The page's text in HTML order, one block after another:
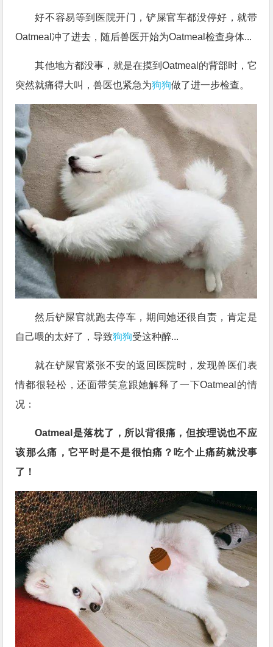
好不容易等到医院开门，铲屎官车都没停好，就带
Oatmeal冲了进去，随后兽医开始为Oatmeal检查身体...
其他地方都没事，就是在摸到Oatmeal的背部时，它
突然就痛得大叫，兽医也紧急为狗狗做了进一步检查。
然后铲屎官就跑去停车，期间她还很自责，肯定是
自己喂的太好了，导致狗狗受这种醉...
就在铲屎官紧张不安的返回医院时，发现兽医们表
情都很轻松，还面带笑意跟她解释了一下Oatmeal的情
况：
Oatmeal是落枕了，所以背很痛，但按理说也不应
该那么痛，它平时是不是很怕痛？吃个止痛药就没事
了！